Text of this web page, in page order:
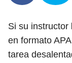
Si su instructor
en formato
tarea